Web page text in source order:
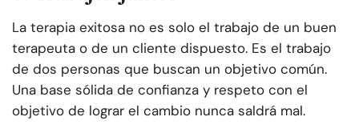
La terapia exitosa no es solo el trabajo de un buen
terapeuta o de un cliente dispuesto. Es el trabajo
de dos personas que buscan un objetivo común.
Una base sólida de confianza y respeto con el
objetivo de lograr el cambio nunca saldrá mal.